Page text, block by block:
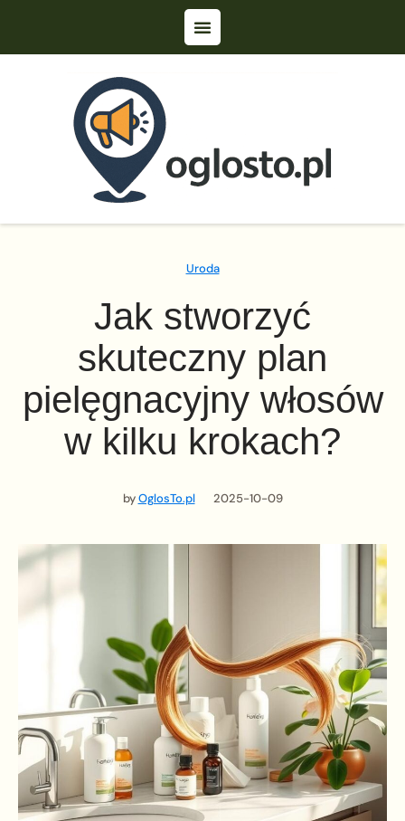
Uroda
Jak stworzyć
skuteczny plan
pielęgnacyjny włosów
w kilku krokach?
byOglosTo.pl 2025-10-09